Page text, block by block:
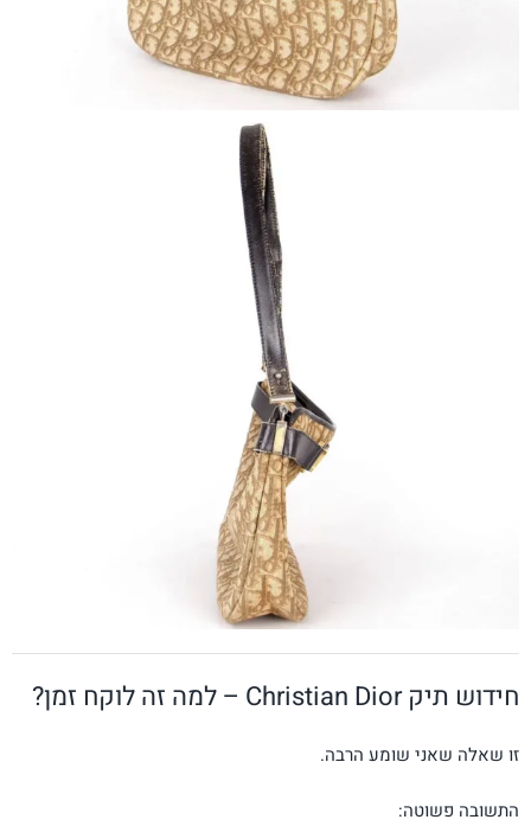
חידוש תיק Christian Dior – למה זה לוקח זמן?
זו שאלה שאני שומע הרבה.
התשובה פשוטה: